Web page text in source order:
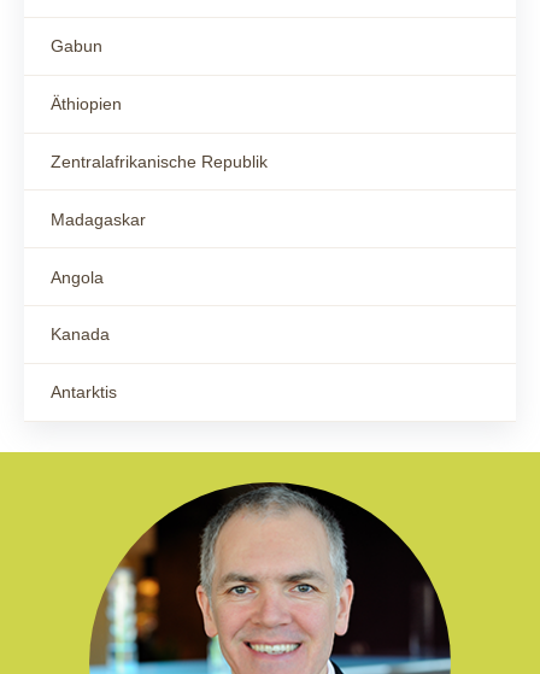
Gabun
Äthiopien
Zentralafrikanische Republik
Madagaskar
Angola
Kanada
Antarktis